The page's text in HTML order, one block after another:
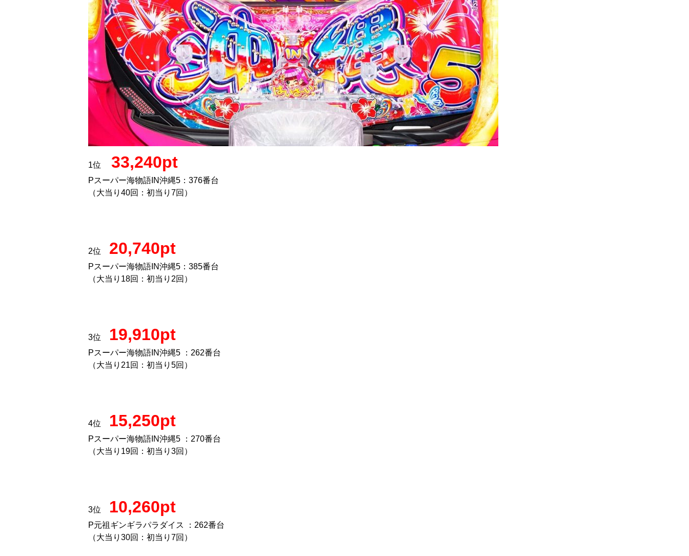
1位 33,240pt
Pスーパー海物語IN沖縄5：376番台
（大当り40回：初当り7回）
2位 20,740pt
Pスーパー海物語IN沖縄5：385番台
（大当り18回：初当り2回）
3位 19,910pt
Pスーパー海物語IN沖縄5 ：262番台
（大当り21回：初当り5回）
4位 15,250pt
Pスーパー海物語IN沖縄5 ：270番台
（大当り19回：初当り3回）
3位 10,260pt
P元祖ギンギラパラダイス ：262番台
（大当り30回：初当り7回）